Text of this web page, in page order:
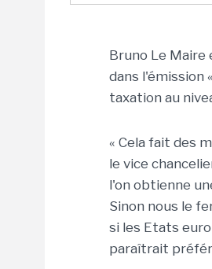
Bruno Le Maire
dans l'émission
taxation au
« Cela fait des
le vice
l'on obtienne
Sinon nous le
si les Etats
paraîtrait